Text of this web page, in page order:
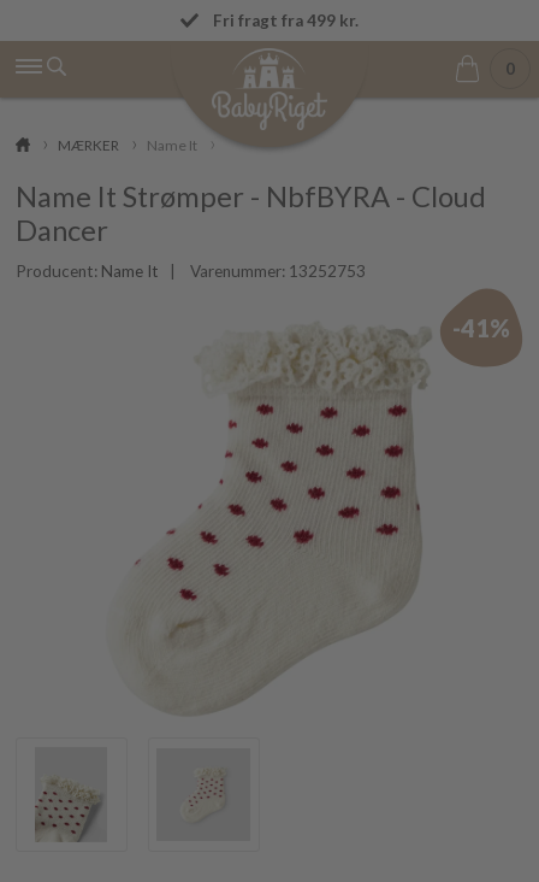
OBS! Vi afsender ordrer igen mandag
Fri fragt fra 499 kr.
0
MÆRKER Name It
Name It Strømper - NbfBYRA - Cloud
Dancer
Producent: Name It | Varenummer: 13252753
-41%